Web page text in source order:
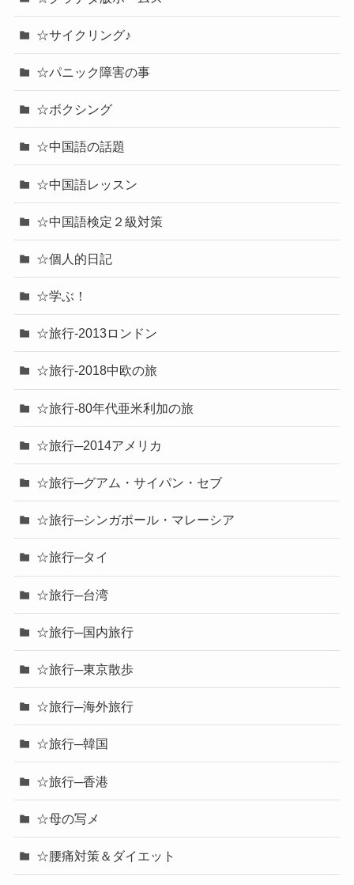
☆サイクリング♪
☆パニック障害の事
☆ボクシング
☆中国語の話題
☆中国語レッスン
☆中国語検定２級対策
☆個人的日記
☆学ぶ！
☆旅行-2013ロンドン
☆旅行-2018中欧の旅
☆旅行-80年代亜米利加の旅
☆旅行─2014アメリカ
☆旅行─グアム・サイパン・セブ
☆旅行─シンガポール・マレーシア
☆旅行─タイ
☆旅行─台湾
☆旅行─国内旅行
☆旅行─東京散歩
☆旅行─海外旅行
☆旅行─韓国
☆旅行─香港
☆母の写メ
☆腰痛対策＆ダイエット